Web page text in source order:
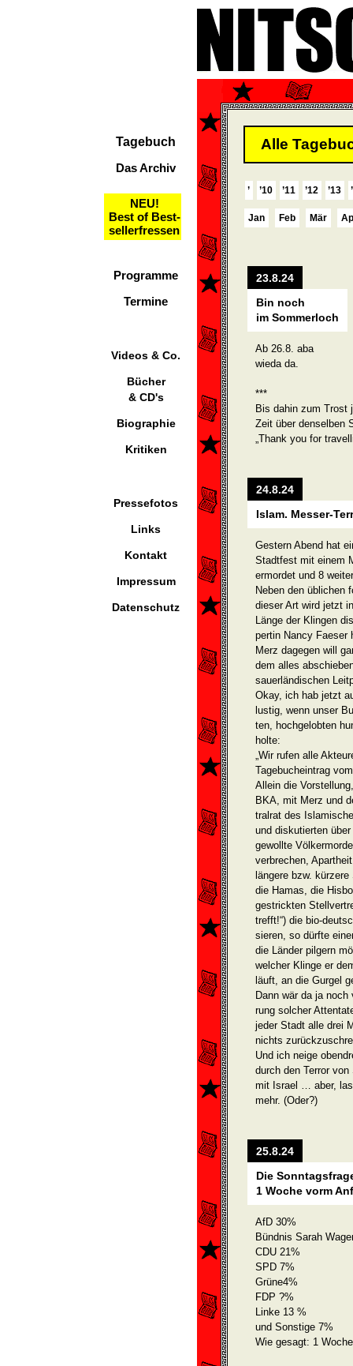
Tagebuch
Das Archiv
NEU!
Best of Best-
sellerfressen
Programme
Termine
Videos & Co.
Bücher
& CD's
Biographie
Kritiken
Pressefotos
Links
Kontakt
Impressum
Datenschutz
Alle
’ ’10 ’11 ’12 ’13
Jan Feb Mär
23.8.24
Bin noch
im Sommerloch
Ab 26.8. aba
wieda da.
***
Bis dahin zum Trost
Zeit über denselben
„Thank you for
24.8.24
Islam. Messer-
Gestern Abend hat
Stadtfest mit einem
ermordet und 8
Neben den üblichen
dieser Art wird jetzt
Länge der Klingen
pertin Nancy Faeser
Merz dagegen will
dem alles
sauer­ländischen
Okay, ich hab jetzt
lustig, wenn unser
ten, hochgelobten
holte:
„Wir rufen alle
Tagebucheintrag
Allein die
BKA, mit Merz und
tralrat des
und diskutierten
gewollte
verbrechen,
längere bzw.
die Hamas, die
gestrickten
trefft!“) die bio-­
sieren, so dürfte
die Länder pilgern
welcher Klinge er
läuft, an die Gurgel
Dann wär da ja
rung solcher
jeder Stadt alle drei
nichts
Und ich neige
durch den Terror
mit Israel … aber,
mehr. (Oder?)
25.8.24
Die
1 Woche vorm
AfD 30%
Bündnis Sarah
CDU 21%
SPD 7%
Grüne4%
FDP ?%
Linke 13 %
und Sonstige 7%
Wie gesagt: 1